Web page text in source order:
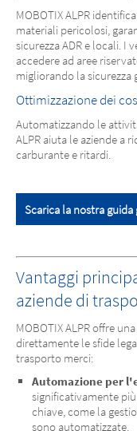
MOBOTIX ALPR
materiali pericolosi,
sicurezza ADR e locali. I
accedere ad aree
migliorando la sicurezza
Ottimizzazione dei
Automatizzando le
ALPR aiuta le aziende a
carburante e ritardi.
Scarica la nostra
Vantaggi
aziende di
MOBOTIX ALPR offre
direttamente le sfide
trasporto merci:
Automazione per
significativamente
chiave, come la
sono automatizzate.